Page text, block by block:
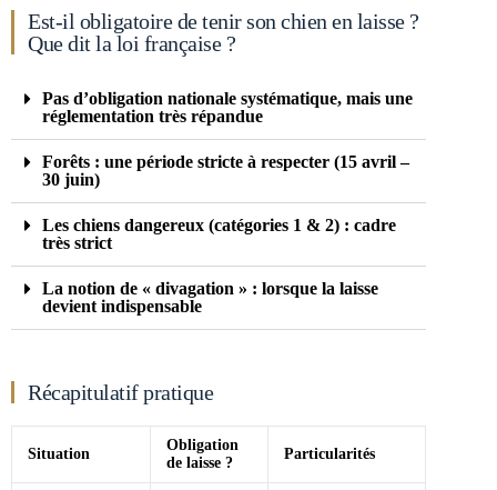
Est-il obligatoire de tenir son chien en laisse ?
Que dit la loi française ?
Pas d’obligation nationale systématique, mais une
réglementation très répandue
Forêts : une période stricte à respecter (15 avril –
30 juin)
Les chiens dangereux (catégories 1 & 2) : cadre
très strict
La notion de « divagation » : lorsque la laisse
devient indispensable
Récapitulatif pratique
Situation
Obligation
de laisse ?
Particularités